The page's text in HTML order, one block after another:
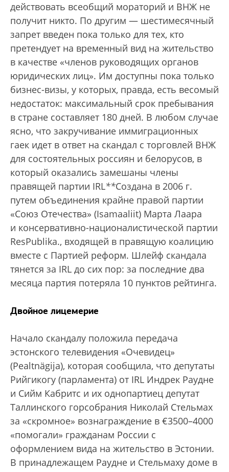
действовать всеобщий мораторий и ВНЖ не
получит никто. По другим — шестимесячный
запрет введен пока только для тех, кто
претендует на временный вид на жительство
в качестве «членов руководящих органов
юридических лиц». Им доступны пока только
бизнес-визы, у которых, правда, есть весомый
недостаток: максимальный срок пребывания
в стране составляет 180 дней. В любом случае
ясно, что закручивание иммиграционных
гаек идет в ответ на скандал с торговлей ВНЖ
для состоятельных россиян и белорусов, в
который оказались замешаны члены
правящей партии IRL**Создана в 2006 г.
путем объединения крайне правой партии
«Союз Отечества» (Isamaaliit) Марта Лаара
и консервативно-националистической партии
ResPublika., входящей в правящую коалицию
вместе с Партией реформ. Шлейф скандала
тянется за IRL до сих пор: за последние два
месяца партия потеряла 10 пунктов рейтинга.
Двойное лицемерие
Начало скандалу положила передача
эстонского телевидения «Очевидец»
(Pealtnägija), которая сообщила, что депутаты
Рийгикогу (парламента) от IRL Индрек Раудне
и Сийм Кабритс и их однопартиец депутат
Таллинского горсобрания Николай Стельмах
за «скромное» вознаграждение в €3500–4000
«помогали» гражданам России с
оформлением вида на жительство в Эстонии.
В принадлежащем Раудне и Стельмаху доме в